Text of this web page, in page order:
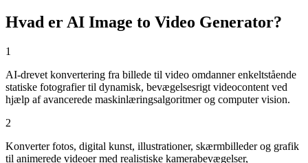
Hvad er AI Image to Video Generator?
1
AI-drevet konvertering fra billede til video omdanner enkeltstående
statiske fotografier til dynamisk, bevægelsesrigt videocontent ved
hjælp af avancerede maskinlæringsalgoritmer og computer vision.
2
Konverter fotos, digital kunst, illustrationer, skærmbilleder og grafik
til animerede videoer med realistiske kamerabevægelser,